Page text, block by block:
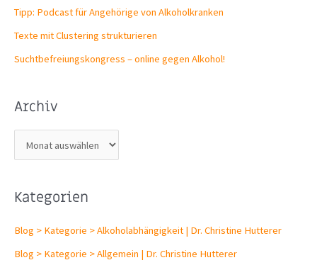
Tipp: Podcast für Angehörige von Alkoholkranken
Texte mit Clustering strukturieren
Suchtbefreiungs­kongress – online gegen Alkohol!
Archiv
r
h
Kategorien
Blog > Kategorie > Alkoholabhängigkeit | Dr. Christine Hutterer
Blog > Kategorie > Allgemein | Dr. Christine Hutterer